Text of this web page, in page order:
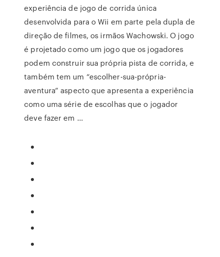
experiência de jogo de corrida única
desenvolvida para o Wii em parte pela dupla de
direção de filmes, os irmãos Wachowski. O jogo
é projetado como um jogo que os jogadores
podem construir sua própria pista de corrida, e
também tem um “escolher-sua-própria-
aventura” aspecto que apresenta a experiência
como uma série de escolhas que o jogador
deve fazer em …